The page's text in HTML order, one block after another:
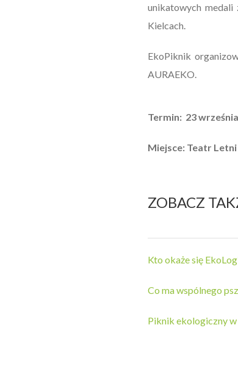
unikatowych
Kielcach.
EkoPiknik
AURAEKO.
Termin: 23
Miejsce: Teatr
ZOBACZ
Kto okaże się
Co ma wspólnego
Piknik ekologiczny